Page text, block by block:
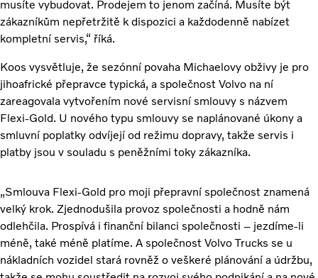
musíte vybudovat. Prodejem to jenom začíná. Musíte být
zákazníkům nepřetržitě k dispozici a každodenně nabízet
kompletní servis,“ říká.
Koos vysvětluje, že sezónní povaha Michaelovy obživy je pro
jihoafrické přepravce typická, a společnost Volvo na ní
zareagovala vytvořením nové servisní smlouvy s názvem
Flexi-Gold. U nového typu smlouvy se naplánované úkony a
smluvní poplatky odvíjejí od režimu dopravy, takže servis i
platby jsou v souladu s peněžními toky zákazníka.
„Smlouva Flexi-Gold pro moji přepravní společnost znamená
velký krok. Zjednodušila provoz společnosti a hodně nám
odlehčila. Prospívá i finanční bilanci společnosti – jezdíme-li
méně, také méně platíme. A společnost Volvo Trucks se u
nákladních vozidel stará rovněž o veškeré plánování a údržbu,